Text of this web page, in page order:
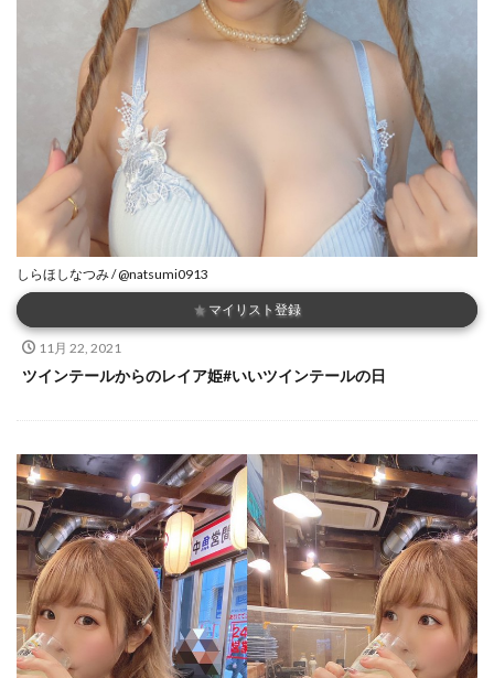
しらほしなつみ / @natsumi0913
★ マイリスト登録
11月 22, 2021
ツインテールからのレイア姫#いいツインテールの日